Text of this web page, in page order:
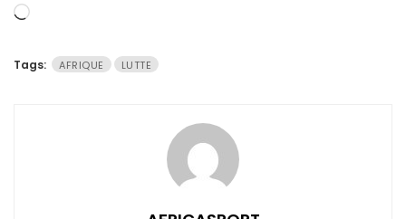
Chargement…
Tags: AFRIQUE LUTTE